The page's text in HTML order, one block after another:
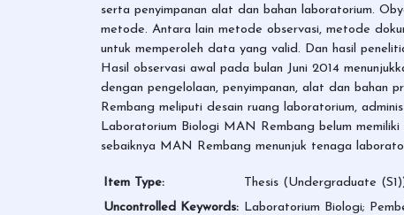
serta penyimpanan alat dan bahan laboratorium.
metode. Antara lain metode observasi, metode
untuk memperoleh data yang valid. Dan hasil
Hasil observasi awal pada bulan Juni 2014
dengan pengelolaan, penyimpanan, alat dan bahan
Rembang meliputi desain ruang laboratorium,
Laboratorium Biologi MAN Rembang belum
sebaiknya MAN Rembang menunjuk tenaga
Item Type:
Thesis (Undergraduate
Uncontrolled Keywords: Laboratorium Biologi;